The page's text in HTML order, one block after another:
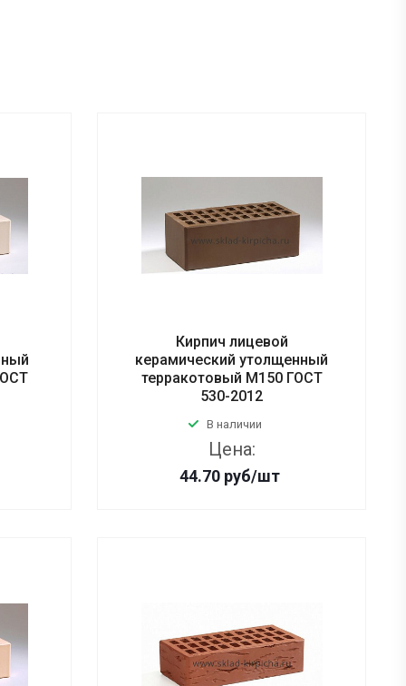
Кирпич лицевой
керамический утолщенный
терракотовый М150 ГОСТ
530-2012
В наличии
Цена:
44.70 руб/шт